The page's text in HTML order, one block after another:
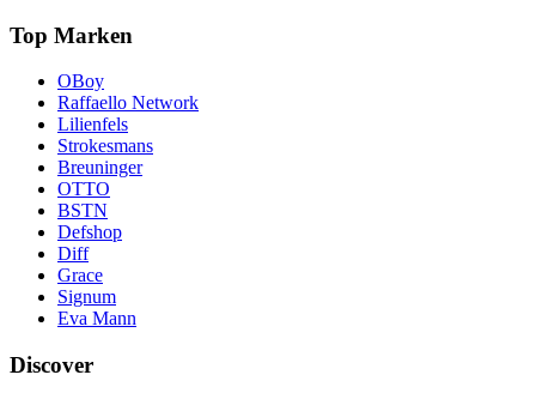
Top Marken
OBoy
Raffaello Network
Lilienfels
Strokesmans
Breuninger
OTTO
BSTN
Defshop
Diff
Grace
Signum
Eva Mann
Discover